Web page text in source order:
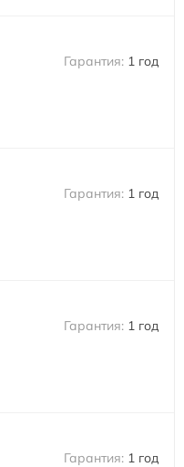
1 год
1 год
1 год
1 год